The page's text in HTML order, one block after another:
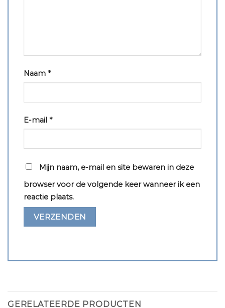
Naam *
E-mail *
Mijn naam, e-mail en site bewaren in deze
browser voor de volgende keer wanneer ik een
reactie plaats.
GERELATEERDE PRODUCTEN